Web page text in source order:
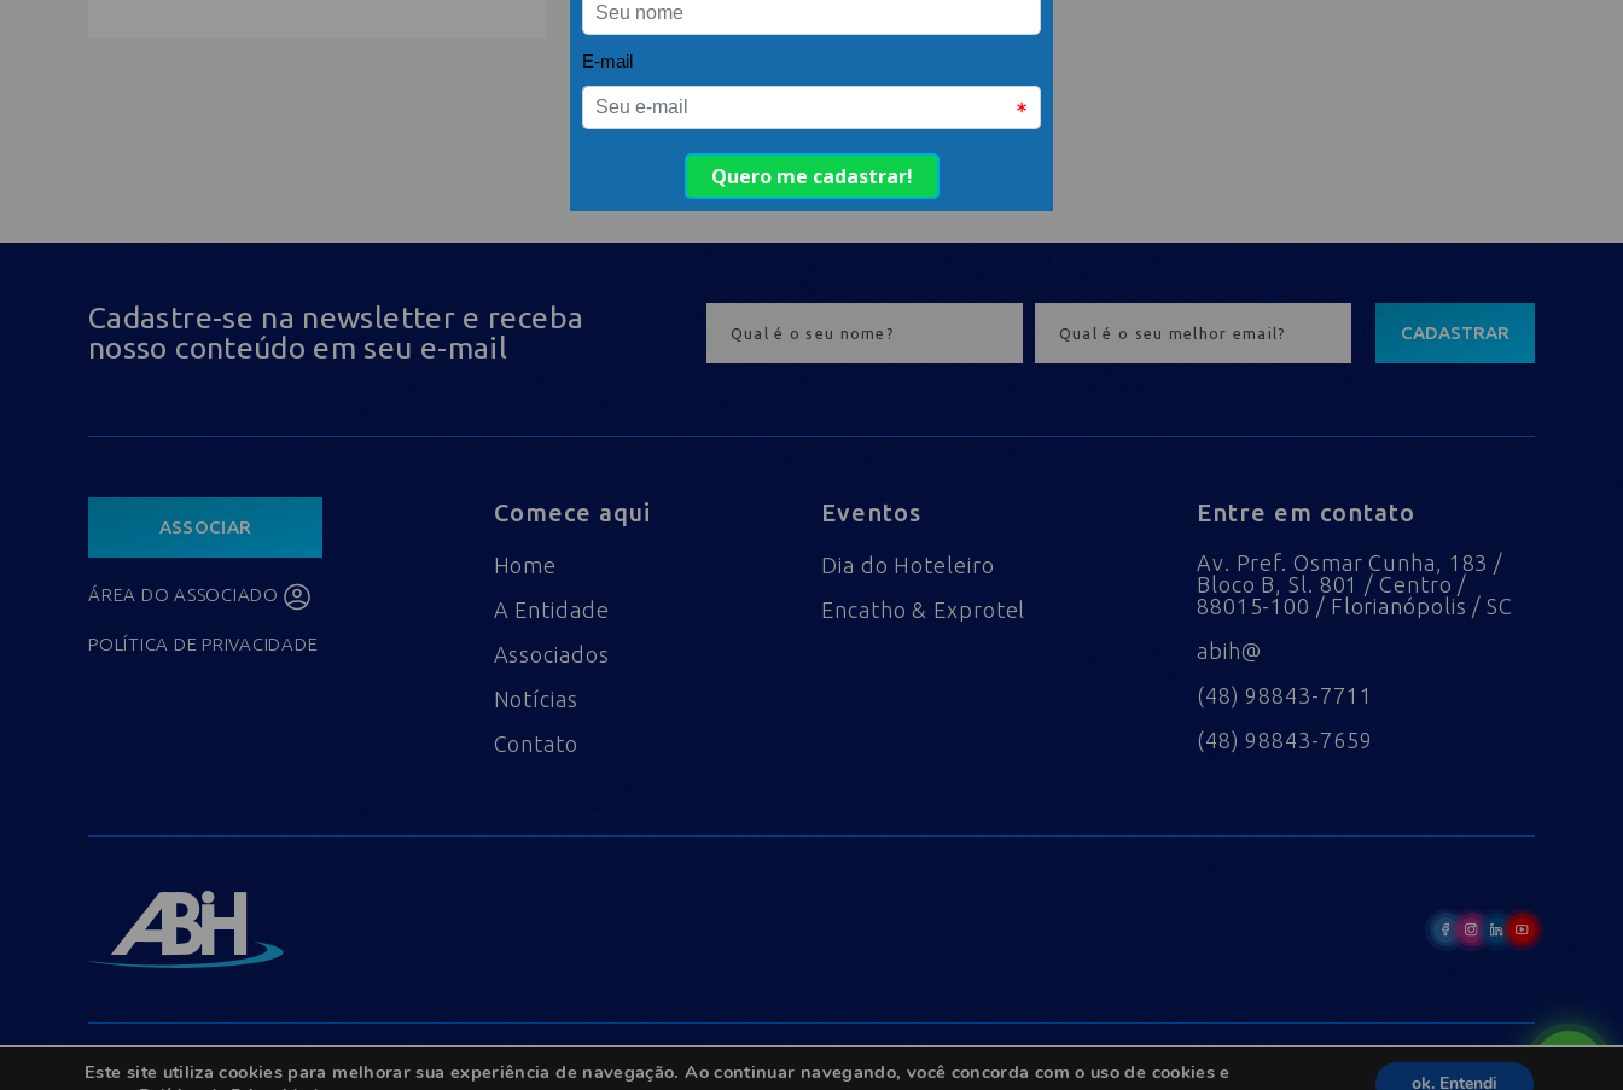
Cadastre-se na newsletter e receba
nosso conteúdo em seu e-mail
CADASTRAR
ASSOCIAR
ÁREA DO ASSOCIADO
POLÍTICA DE PRIVACIDADE
Comece aqui
Home
A Entidade
Associados
Notícias
Contato
Eventos
Dia do Hoteleiro
Encatho & Exprotel
Entre em contato
Av. Pref. Osmar Cunha, 183 /
Bloco B, Sl. 801 / Centro /
88015-100 / Florianópolis / SC
abih@
(48) 98843-7711
(48) 98843-7659
© Copyright 2022 - Todos os direitos reservados.
Este site utiliza cookies para melhorar sua experiência de navegação. Ao continuar navegando, você concorda com o uso de cookies e
ok. Entendi